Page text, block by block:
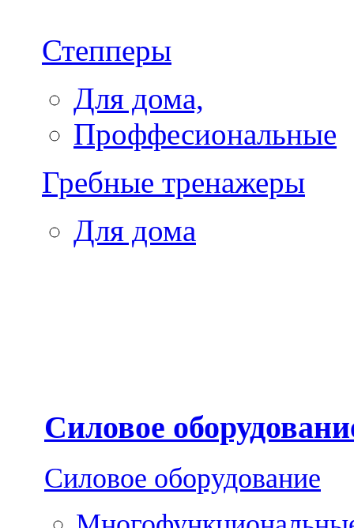
Степперы
Для дома,
Проффесиональные
Гребные тренажеры
Для дома
Силовое
Силовое оборудование